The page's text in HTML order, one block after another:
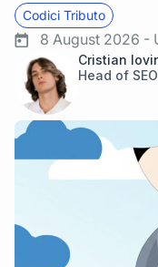
Codici Tributo
8 August 2026 -
Cristian
Head of